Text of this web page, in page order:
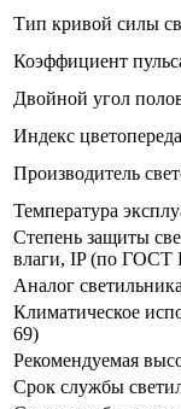
Тип кривой силы
Коэффициент
Двойной угол
Индекс
Производитель
Температура
Степень защиты
влаги, IP (по ГОСТ
Аналог светильника
Климатическое
69)
Рекомендуемая
Срок службы